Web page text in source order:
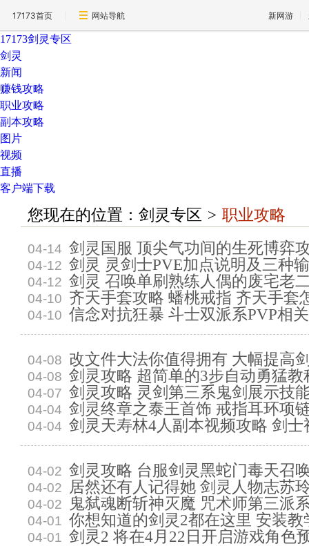
17173首页 网站导航 新网游
17173剑灵专区
剑灵
新闻
赚钱攻略
职业攻略
副本攻略
图片
视频
直播
客户端下载
您现在的位置： 剑灵专区 > 职业攻略
04-14 剑灵国服 顶尖气功间的生死博弈
04-12 剑灵 灵剑士PVE加点说明及三种
04-12 剑灵 召唤单刷熟练人偶的废宅老
04-10 齐天手套攻略 蟠桃戒指 齐天手套
04-10 信念对抗狂暴 斗士双派系PVP相
04-08 改文件大法你值得拥有 大幅提高
04-08 剑灵攻略 超简单的3步自动勇猛教
04-07 剑灵攻略 灵剑第三系鬼剑展示技
04-04 剑灵终章之泰王首饰 戒指耳环项
04-04 剑灵天寿林4人副本视频攻略 剑士
04-02 剑灵攻略 台服剑灵黑蛇门毒天召
04-02 居然还有人记得她 剑灵人物志苏
04-02 鬼弑魂断斩神灭魔 咒术师第三派
04-01 你想知道的剑灵2都在这里 安装教
04-01 剑灵2 将在4月22日开启游戏角色